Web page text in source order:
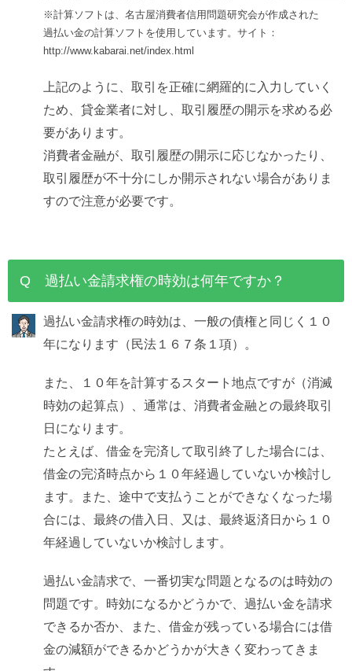
※計算ソフトは、名古屋消費者信用問題研究会が作成された
過払い金の計算ソフトを使用しています。サイト：
http://www.kabarai.net/index.html
上記のように、取引を正確に網羅的に入力していく
ため、貸金業者に対し、取引履歴の開示を求める必
要があります。
消費者金融が、取引履歴の開示に応じなかったり、
取引履歴が不十分にしか開示されない場合がありま
すので注意が必要です。
Q 過払い金請求権の時効は何年ですか？
過払い金請求権の時効は、一般の債権と同じく１０
年になります（民法１６７条１項）。
また、１０年を計算するスタート地点ですが（消滅
時効の起算点）、通常は、消費者金融との最終取引
日になります。
たとえば、借金を完済して取引終了した場合には、
借金の完済時点から１０年経過していないか検討し
ます。また、途中で支払うことができなくなった場
合には、最終の借入日、又は、最終返済日から１０
年経過していないか検討します。
過払い金請求で、一番切実な問題となるのは時効の
問題です。時効になるかどうかで、過払い金を請求
できるか否か、また、借金が残っている場合には借
金の減額ができるかどうかが大きく変わってきま